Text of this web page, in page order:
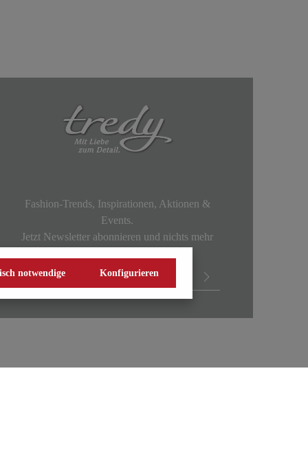
Fashion-Trends, Inspirationen, Aktionen &
Events.
Jetzt Newsletter abonnieren und nichts mehr
notwendige Konfigurieren